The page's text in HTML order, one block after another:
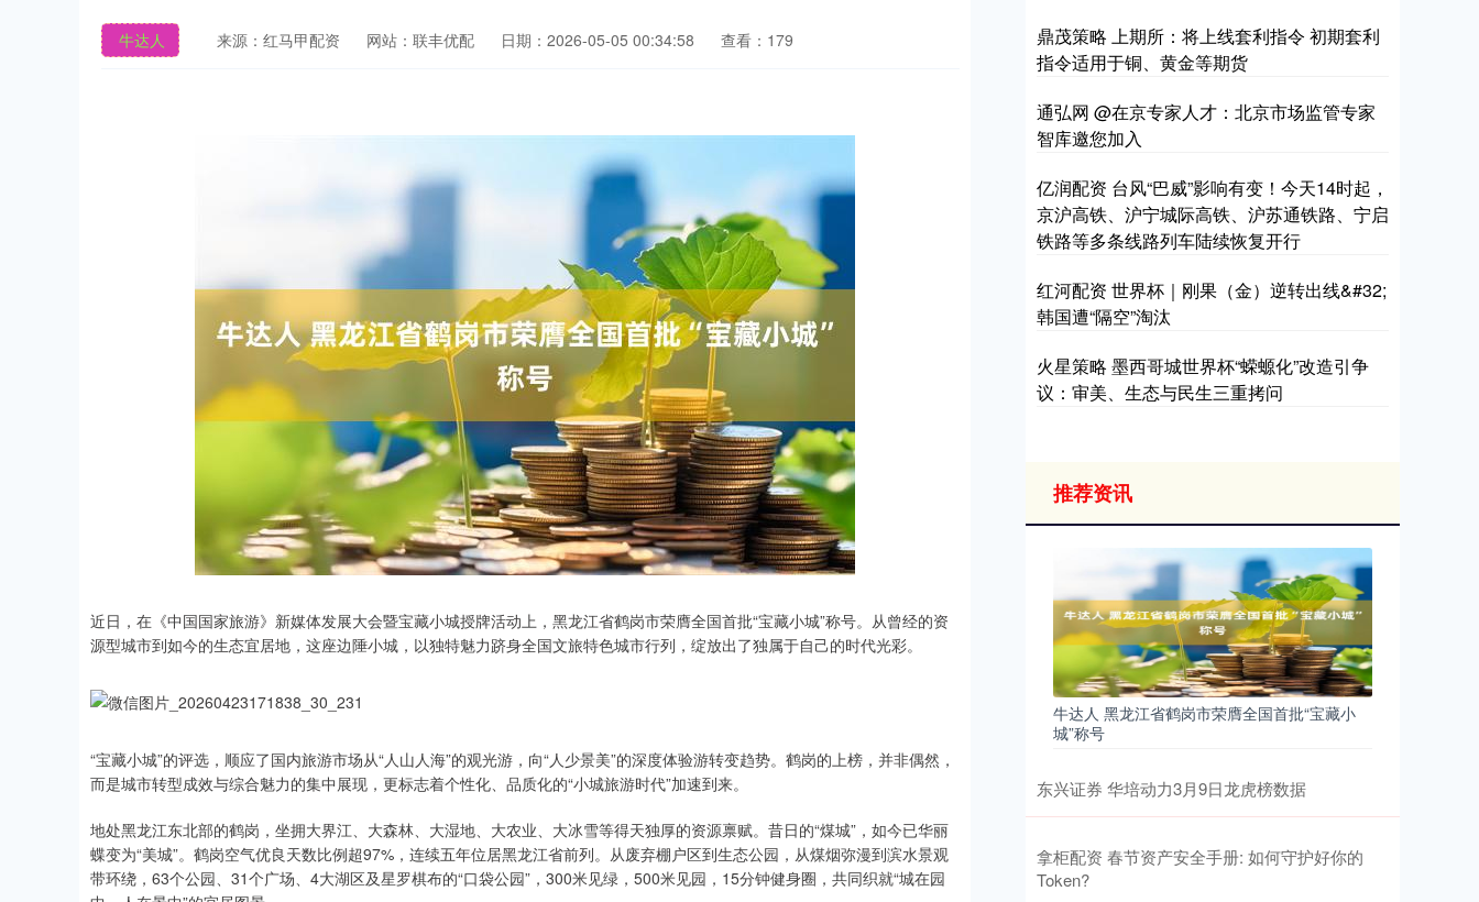
牛达人 来源：红马甲配资 网站：联丰优配 日期：2026-05-05 00:34:58 查看：179
近日，在《中国国家旅游》新媒体发展大会暨宝藏小城授牌活动上，黑龙江省鹤岗市荣膺全国首批“宝藏小城”称号。从曾经的资
源型城市到如今的生态宜居地，这座边陲小城，以独特魅力跻身全国文旅特色城市行列，绽放出了独属于自己的时代光彩。
“宝藏小城”的评选，顺应了国内旅游市场从“人山人海”的观光游，向“人少景美”的深度体验游转变趋势。鹤岗的上榜，并非偶然，
而是城市转型成效与综合魅力的集中展现，更标志着个性化、品质化的“小城旅游时代”加速到来。
地处黑龙江东北部的鹤岗，坐拥大界江、大森林、大湿地、大农业、大冰雪等得天独厚的资源禀赋。昔日的“煤城”，如今已华丽
蝶变为“美城”。鹤岗空气优良天数比例超97%，连续五年位居黑龙江省前列。从废弃棚户区到生态公园，从煤烟弥漫到滨水景观
带环绕，63个公园、31个广场、4大湖区及星罗棋布的“口袋公园”，300米见绿，500米见园，15分钟健身圈，共同织就“城在园
鼎茂策略 上期所：将上线套利指令 初期套利
指令适用于铜、黄金等期货
通弘网 @在京专家人才：北京市场监管专家
智库邀您加入
亿润配资 台风“巴威”影响有变！今天14时起，
京沪高铁、沪宁城际高铁、沪苏通铁路、宁启
铁路等多条线路列车陆续恢复开行
红河配资 世界杯｜刚果（金）逆转出线&#32;
韩国遭“隔空”淘汰
火星策略 墨西哥城世界杯“蝾螈化”改造引争
议：审美、生态与民生三重拷问
推荐资讯
牛达人 黑龙江省鹤岗市荣膺全国首批“宝藏小
城”称号
东兴证券 华培动力3月9日龙虎榜数据
拿柜配资 春节资产安全手册: 如何守护好你的
Token?